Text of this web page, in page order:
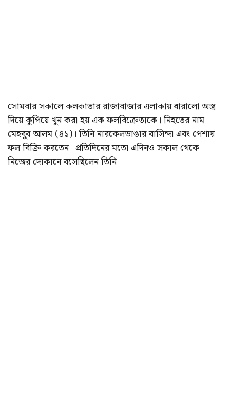
সোমবার সকালে কলকাতার রাজাবাজার এলাকায় ধারালো অস্ত্র
দিয়ে কুপিয়ে খুন করা হয় এক ফলবিক্রেতাকে। নিহতের নাম
মেহবুব আলম (৪১)। তিনি নারকেলডাঙার বাসিন্দা এবং পেশায়
ফল বিক্রি করতেন। প্রতিদিনের মতো এদিনও সকাল থেকে
নিজের দোকানে বসেছিলেন তিনি।